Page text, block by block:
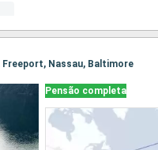
Nassau, Baltimore
Pensão completa